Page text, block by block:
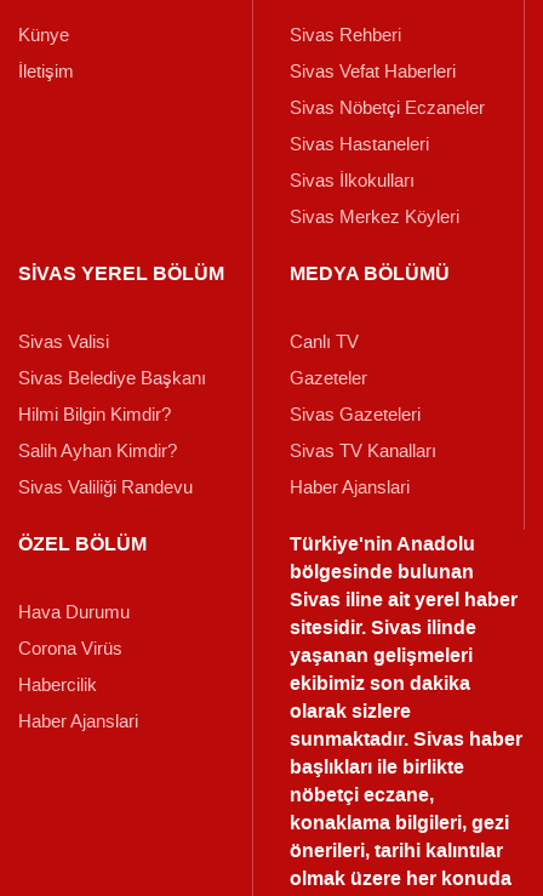
Künye
İletişim
Sivas Rehberi
Sivas Vefat Haberleri
Sivas Nöbetçi Eczaneler
Sivas Hastaneleri
Sivas İlkokulları
Sivas Merkez Köyleri
SİVAS YEREL BÖLÜM
Sivas Valisi
Sivas Belediye Başkanı
Hilmi Bilgin Kimdir?
Salih Ayhan Kimdir?
Sivas Valiliği Randevu
MEDYA BÖLÜMÜ
Canlı TV
Gazeteler
Sivas Gazeteleri
Sivas TV Kanalları
Haber Ajanslari
ÖZEL BÖLÜM
Hava Durumu
Corona Virüs
Habercilik
Haber Ajanslari
Türkiye'nin Anadolu
bölgesinde bulunan
Sivas iline ait yerel haber
sitesidir. Sivas ilinde
yaşanan gelişmeleri
ekibimiz son dakika
olarak sizlere
sunmaktadır.Sivas haber
başlıkları ile birlikte
nöbetçi eczane,
konaklama bilgileri, gezi
önerileri, tarihi kalıntılar
olmak üzere her konuda